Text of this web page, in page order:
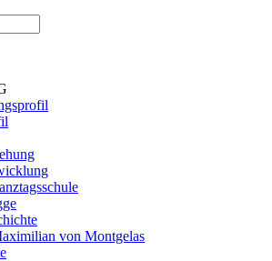
von Montgelas